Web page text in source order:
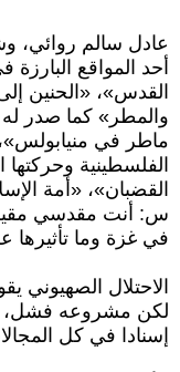
عادل سالم روائي،
أحد المواقع
القدس»، «الحنين
والمطر» كما صدر
ماطر في
الفلسطينية وحركتها النقابية في الضفة
القضبان»، «أمة
س: أنت مقدسي مقيم
في غزة وما تأثيرها
الاحتلال الصهيوني
لكن مشروعه فشل،
إسنادا في كل